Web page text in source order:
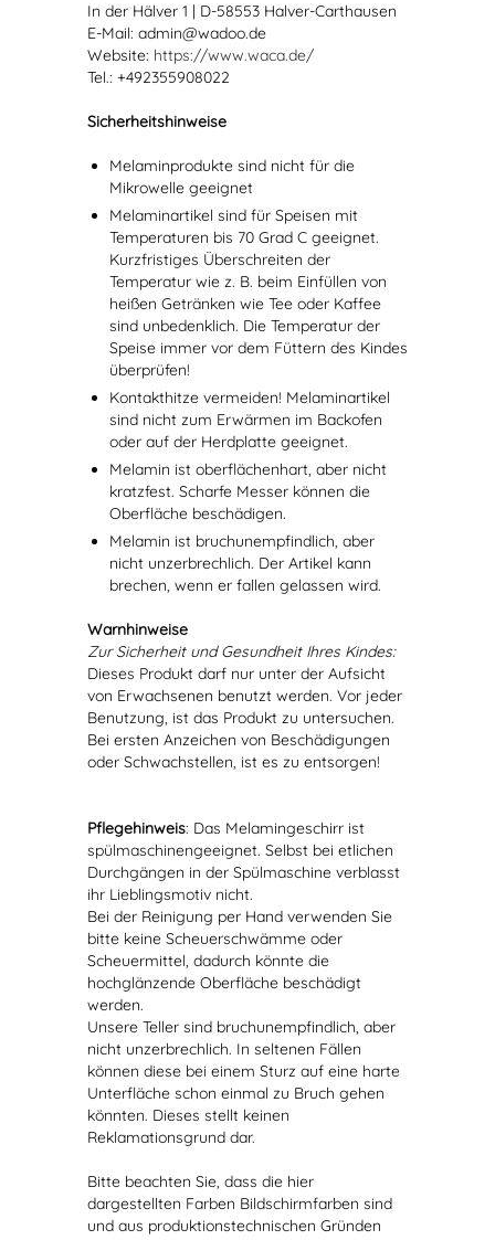
In der Hälver 1 | D-58553 Halver-Carthausen
E-Mail: admin@wadoo.de
Website: https://www.waca.de/
Tel.: +492355908022
Sicherheitshinweise
Melaminprodukte sind nicht für die
Mikrowelle geeignet
Melaminartikel sind für Speisen mit
Temperaturen bis 70 Grad C geeignet.
Kurzfristiges Überschreiten der
Temperatur wie z. B. beim Einfüllen von
heißen Getränken wie Tee oder Kaffee
sind unbedenklich. Die Temperatur der
Speise immer vor dem Füttern des Kindes
überprüfen!
Kontakthitze vermeiden! Melaminartikel
sind nicht zum Erwärmen im Backofen
oder auf der Herdplatte geeignet.
Melamin ist oberflächenhart, aber nicht
kratzfest. Scharfe Messer können die
Oberfläche beschädigen.
Melamin ist bruchunempfindlich, aber
nicht unzerbrechlich. Der Artikel kann
brechen, wenn er fallen gelassen wird.
Warnhinweise
Zur Sicherheit und Gesundheit Ihres Kindes:
Dieses Produkt darf nur unter der Aufsicht
von Erwachsenen benutzt werden. Vor jeder
Benutzung, ist das Produkt zu untersuchen.
Bei ersten Anzeichen von Beschädigungen
oder Schwachstellen, ist es zu entsorgen!
Pflegehinweis: Das Melamingeschirr ist
spülmaschinengeeignet. Selbst bei etlichen
Durchgängen in der Spülmaschine verblasst
ihr Lieblingsmotiv nicht.
Bei der Reinigung per Hand verwenden Sie
bitte keine Scheuerschwämme oder
Scheuermittel, dadurch könnte die
hochglänzende Oberfläche beschädigt
werden.
Unsere Teller sind bruchunempfindlich, aber
nicht unzerbrechlich. In seltenen Fällen
können diese bei einem Sturz auf eine harte
Unterfläche schon einmal zu Bruch gehen
könnten. Dieses stellt keinen
Reklamationsgrund dar.
Bitte beachten Sie, dass die hier
dargestellten Farben Bildschirmfarben sind
und aus produktionstechnischen Gründen